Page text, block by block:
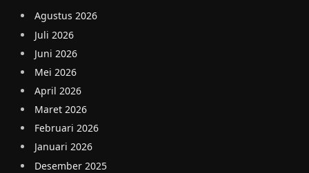
Agustus 2026
Juli 2026
Juni 2026
Mei 2026
April 2026
Maret 2026
Februari 2026
Januari 2026
Desember 2025